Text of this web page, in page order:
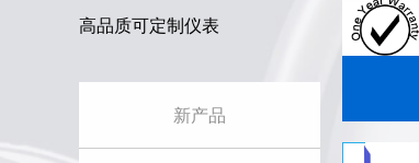
高品质可定制仪表
新产品